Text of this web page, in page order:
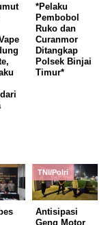
*Pelaku
Pembobol
Ruko dan
Curanmor
Ditangkap
Polsek Binjai
Timur*
TNI/Polri
Antisipasi
Geng Motor